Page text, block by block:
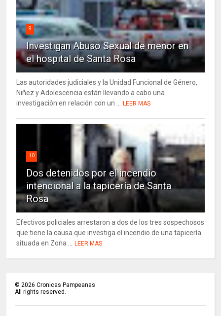
9
Investigan Abuso Sexual de menor en
el hospital de Santa Rosa
Las autoridades judiciales y la Unidad Funcional de Género,
Niñez y Adolescencia están llevando a cabo una
investigación en relación con un ...
LEER MAS
10
Dos detenidos por el incendio
intencional a la tapicería de Santa
Rosa
Efectivos policiales arrestaron a dos de los tres sospechosos
que tiene la causa que investiga el incendio de una tapicería
situada en Zona ...
LEER MAS
© 2026 Cronicas Pampeanas
All rights reserved.